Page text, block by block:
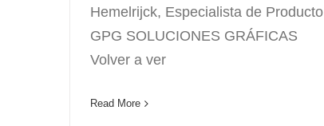
Hemelrijck, Especialista de Producto
GPG SOLUCIONES GRÁFICAS
Volver a ver
Read More